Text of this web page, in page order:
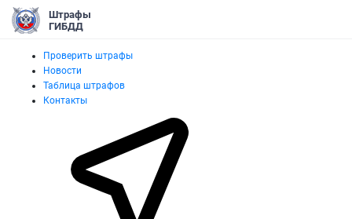
Штрафы
ГИБДД
Проверить штрафы
Новости
Таблица штрафов
Контакты